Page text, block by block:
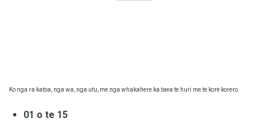
Ko nga ra katoa, nga wa, nga utu, me nga whakahere ka taea te huri me te kore korero.
01 o te 15